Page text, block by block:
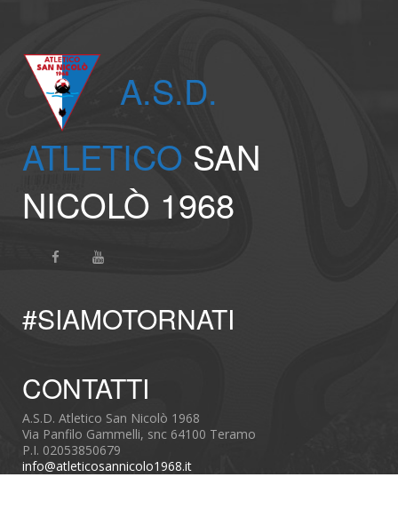
A.S.D.
ATLETICO SAN
NICOLÒ 1968
#SIAMOTORNATI
CONTATTI
A.S.D. Atletico San Nicolò 1968
Via Panfilo Gammelli, snc 64100 Teramo
P.I. 02053850679
info@atleticosannicolo1968.it